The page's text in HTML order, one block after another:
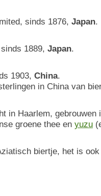
sinds 1876, Japan.
1889, Japan.
1903, China.
in China van
in Haarlem, gebrouwen
groene thee en yuzu
biertje, het is